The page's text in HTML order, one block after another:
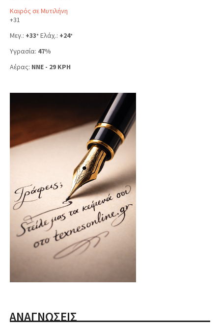
Καιρός σε Μυτιλήνη
+31
Μεγ.: +33° Ελάχ.: +24°
Υγρασία: 47%
Αέρας: NNE - 29 KPH
ΑΝΑΓΝΩΣΕΙΣ